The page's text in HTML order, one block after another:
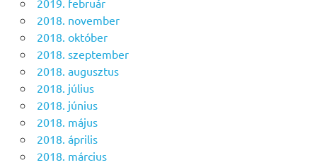
2019. február
2018. november
2018. október
2018. szeptember
2018. augusztus
2018. július
2018. június
2018. május
2018. április
2018. március